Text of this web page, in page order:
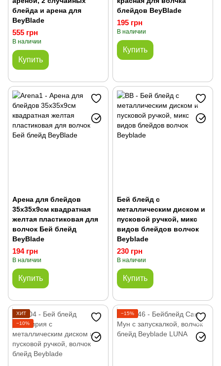
блейда и арена для
BeyBlade
555 грн
В наличии
Купить
блейдов BeyBlade
195 грн
В наличии
Купить
Арена для блейдов
35х35х9см квадратная
желтая пластиковая для
волчок Бей блейд
BeyBlade
194 грн
В наличии
Купить
Бей блейд с
металлическим диском и
пусковой ручкой, микс
видов блейдов волчок
Beyblade
230 грн
В наличии
Купить
ХИТ
−10%
−15%